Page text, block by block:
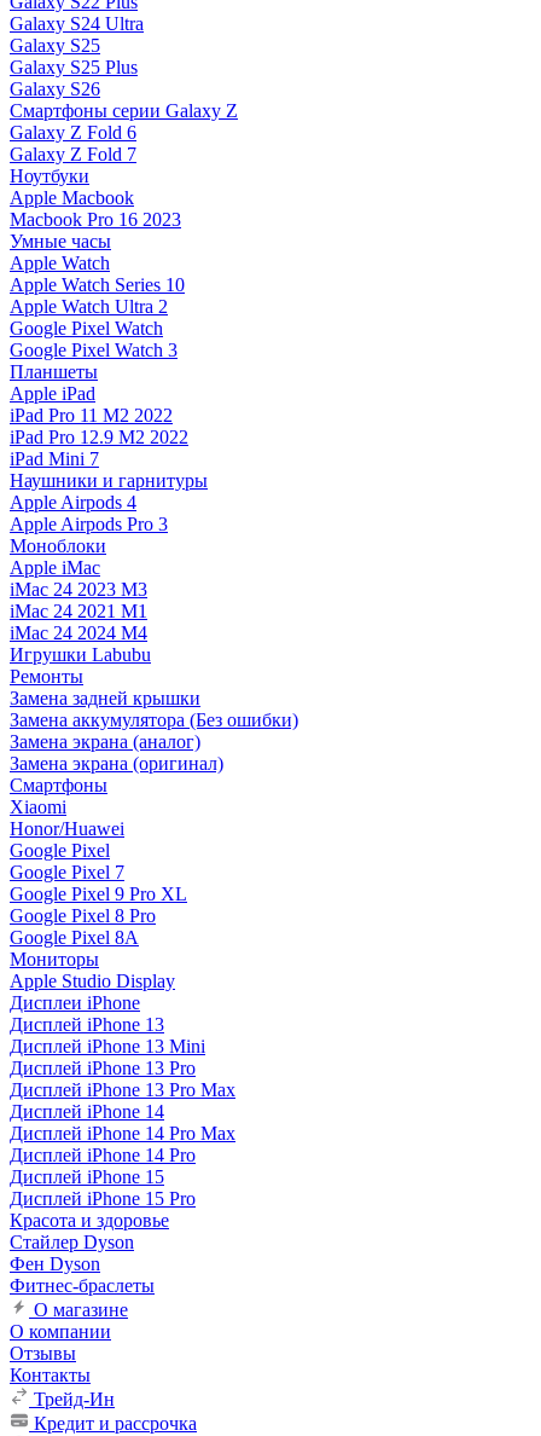
Galaxy S24 Ultra
Galaxy S25
Galaxy S25 Plus
Galaxy S26
Смартфоны серии Galaxy Z
Galaxy Z Fold 6
Galaxy Z Fold 7
Ноутбуки
Apple Macbook
Macbook Pro 16 2023
Умные часы
Apple Watch
Apple Watch Series 10
Apple Watch Ultra 2
Google Pixel Watch
Google Pixel Watch 3
Планшеты
Apple iPad
iPad Pro 11 M2 2022
iPad Pro 12.9 M2 2022
iPad Mini 7
Наушники и гарнитуры
Apple Airpods 4
Apple Airpods Pro 3
Моноблоки
Apple iMac
iMac 24 2023 M3
iMac 24 2021 M1
iMac 24 2024 M4
Игрушки Labubu
Ремонты
Замена задней крышки
Замена аккумулятора (Без ошибки)
Замена экрана (аналог)
Замена экрана (оригинал)
Смартфоны
Xiaomi
Honor/Huawei
Google Pixel
Google Pixel 7
Google Pixel 9 Pro XL
Google Pixel 8 Pro
Google Pixel 8A
Мониторы
Apple Studio Display
Дисплеи iPhone
Дисплей iPhone 13
Дисплей iPhone 13 Mini
Дисплей iPhone 13 Pro
Дисплей iPhone 13 Pro Max
Дисплей iPhone 14
Дисплей iPhone 14 Pro Max
Дисплей iPhone 14 Pro
Дисплей iPhone 15
Дисплей iPhone 15 Pro
Красота и здоровье
Стайлер Dyson
Фен Dyson
Фитнес-браслеты
О магазине
О компании
Отзывы
Контакты
Трейд-Ин
Кредит и рассрочка